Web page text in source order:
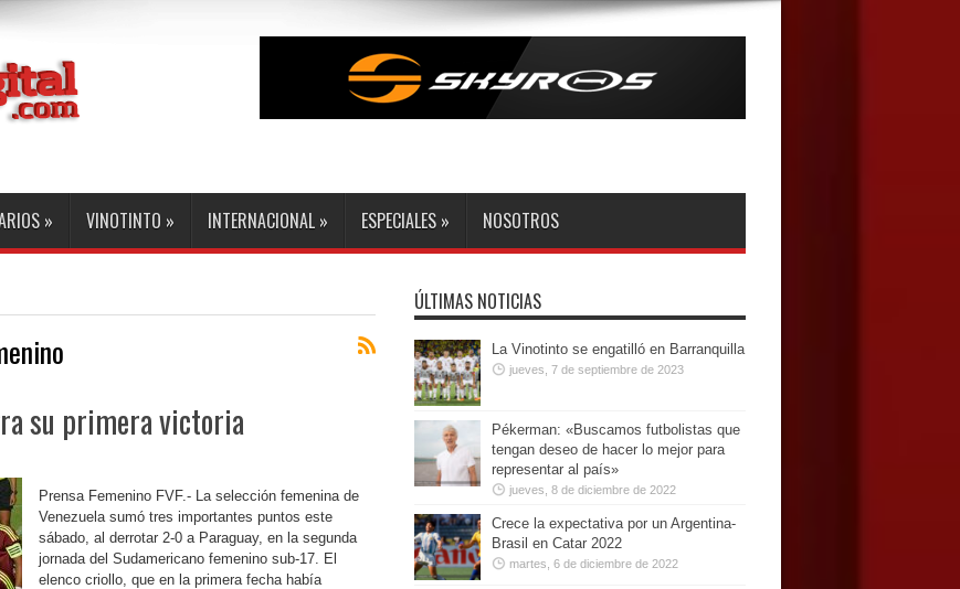
» VINOTINTO » INTERNACIONAL » ESPECIALES » NOSOTROS
su primera victoria
Prensa Femenino FVF.- La selección femenina de
Venezuela sumó tres importantes puntos este
sábado, al derrotar 2-0 a Paraguay, en la segunda
jornada del Sudamericano femenino sub-17. El
elenco criollo, que en la primera fecha había
ÚLTIMAS NOTICIAS
La Vinotinto se engatilló en Barranquilla
jueves, 7 de septiembre de 2023
Pékerman: «Buscamos futbolistas que
tengan deseo de hacer lo mejor para
representar al país»
jueves, 8 de diciembre de 2022
Crece la expectativa por un Argentina-
Brasil en Catar 2022
martes, 6 de diciembre de 2022